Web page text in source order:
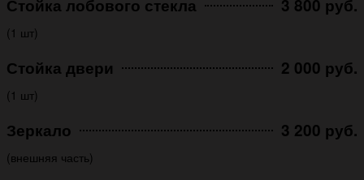
Стойка лобового стекла 3 800 руб.
(1 шт)
Стойка двери 2 000 руб.
(1 шт)
Зеркало 3 200 руб.
(внешняя часть)